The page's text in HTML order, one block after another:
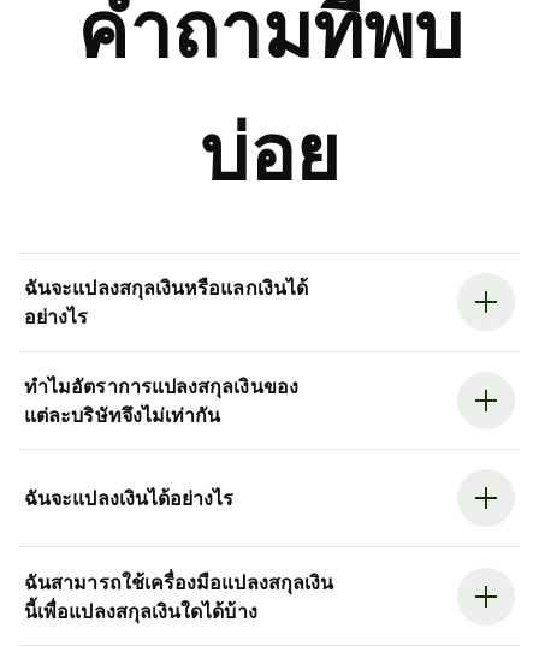
คำถามที่พบ
บ่อย
ฉันจะแปลงสกุลเงินหรือแลกเงินได้
อย่างไร
ทำไมอัตราการแปลงสกุลเงินของ
แต่ละบริษัทจึงไม่เท่ากัน
ฉันจะแปลงเงินได้อย่างไร
ฉันสามารถใช้เครื่องมือแปลงสกุลเงิน
นี้เพื่อแปลงสกุลเงินใดได้บ้าง